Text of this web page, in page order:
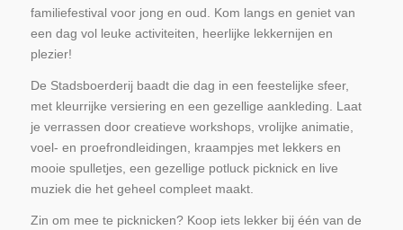
familiefestival voor jong en oud. Kom langs en geniet van
een dag vol leuke activiteiten, heerlijke lekkernijen en
plezier!
De Stadsboerderij baadt die dag in een feestelijke sfeer,
met kleurrijke versiering en een gezellige aankleding. Laat
je verrassen door creatieve workshops, vrolijke animatie,
voel- en proefrondleidingen, kraampjes met lekkers en
mooie spulletjes, een gezellige potluck picknick en live
muziek die het geheel compleet maakt.
Zin om mee te picknicken? Koop iets lekker bij één van de